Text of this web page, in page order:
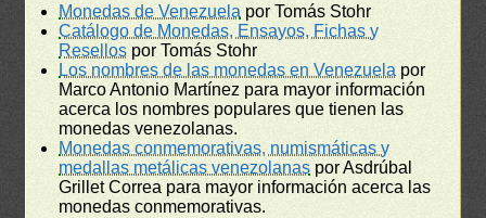
Monedas de Venezuela por Tomás Stohr
Catálogo de Monedas, Ensayos, Fichas y
Resellos por Tomás Stohr
Los nombres de las monedas en Venezuela por
Marco Antonio Martínez para mayor información
acerca los nombres populares que tienen las
monedas venezolanas.
Monedas conmemorativas, numismáticas y
medallas metálicas venezolanas por Asdrúbal
Grillet Correa para mayor información acerca las
monedas conmemorativas.